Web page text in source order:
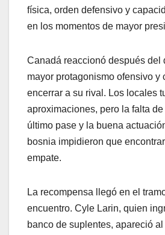
física, orden defensivo y
en los momentos de mayor
Canadá reaccionó después del
mayor protagonismo ofensivo y
encerrar a su rival. Los locales
aproximaciones, pero la falta de
último pase y la buena
bosnia impidieron que
empate.
La recompensa llegó en el
encuentro. Cyle Larin, quien
banco de suplentes, apareció